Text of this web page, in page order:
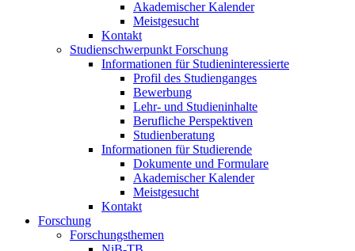
Akademischer Kalender
Meistgesucht
Kontakt
Studienschwerpunkt Forschung
Informationen für Studieninteressierte
Profil des Studienganges
Bewerbung
Lehr- und Studieninhalte
Berufliche Perspektiven
Studienberatung
Informationen für Studierende
Dokumente und Formulare
Akademischer Kalender
Meistgesucht
Kontakt
Forschung
Forschungsthemen